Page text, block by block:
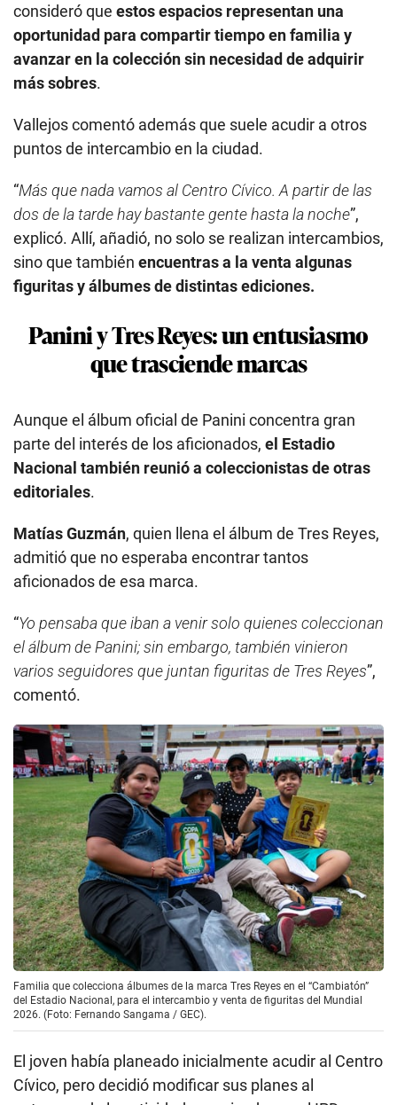
consideró que estos espacios representan una
oportunidad para compartir tiempo en familia y
avanzar en la colección sin necesidad de adquirir
más sobres.
Vallejos comentó además que suele acudir a otros
puntos de intercambio en la ciudad.
“Más que nada vamos al Centro Cívico. A partir de las
dos de la tarde hay bastante gente hasta la noche”,
explicó. Allí, añadió, no solo se realizan intercambios,
sino que también encuentras a la venta algunas
figuritas y álbumes de distintas ediciones.
Panini y Tres Reyes: un entusiasmo
que trasciende marcas
Aunque el álbum oficial de Panini concentra gran
parte del interés de los aficionados, el Estadio
Nacional también reunió a coleccionistas de otras
editoriales.
Matías Guzmán, quien llena el álbum de Tres Reyes,
admitió que no esperaba encontrar tantos
aficionados de esa marca.
“Yo pensaba que iban a venir solo quienes coleccionan
el álbum de Panini; sin embargo, también vinieron
varios seguidores que juntan figuritas de Tres Reyes”,
comentó.
Familia que colecciona álbumes de la marca Tres Reyes en el “Cambiatón”
del Estadio Nacional, para el intercambio y venta de figuritas del Mundial
2026. (Foto: Fernando Sangama / GEC).
El joven había planeado inicialmente acudir al Centro
Cívico, pero decidió modificar sus planes al